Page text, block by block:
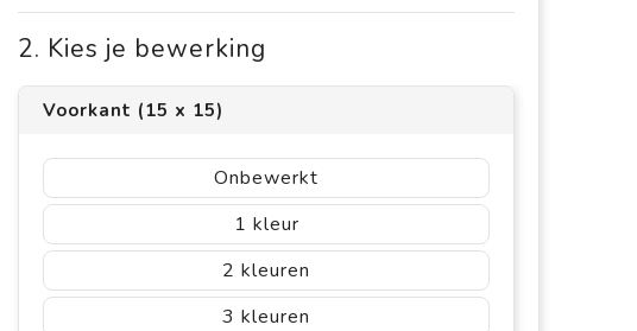
2. Kies je bewerking
Voorkant (15 x 15)
Onbewerkt
1
2
3